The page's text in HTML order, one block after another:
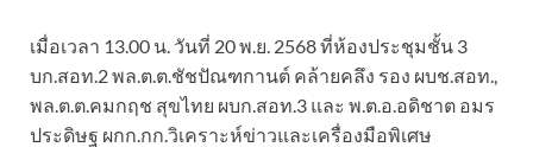
เมื่อเวลา 13.00 น. วันที่ 20 พ.ย. 2568 ที่ห้องประชุมชั้น 3
บก.สอท.2 พล.ต.ต.ชัชปัณฑกานต์ คล้ายคลึง รอง ผบช.สอท.,
พล.ต.ต.คมกฤช สุขไทย ผบก.สอท.3 และ พ.ต.อ.อดิชาต อมร
ประดิษฐ ผกก.กก.วิเคราะห์ข่าวและเครื่องมือพิเศษ